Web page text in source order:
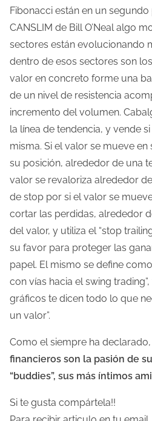
Fibonacci están en un
CANSLIM de Bill O’Neal algo
sectores están evolucionando
dentro de esos sectores son
valor en concreto forme una
de un nivel de resistencia
incremento del volumen.
la línea de tendencia, y vende
misma. Si el valor se mueve
su posición, alrededor de una
valor se revaloriza alrededor
de stop por si el valor se
cortar las perdidas, alrededor
del valor, y utiliza el “stop
su favor para proteger las
papel. El mismo se define
con vías hacia el swing
gráficos te dicen todo lo que
un valor”.
Como el siempre ha declarado,
financieros son la pasión de
“buddies”, sus más íntimos
Si te gusta compártela!!